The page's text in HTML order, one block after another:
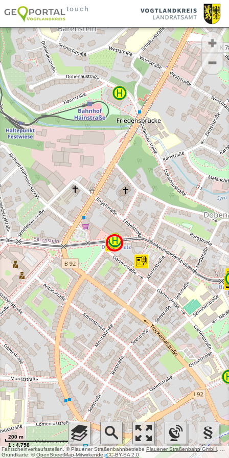
touch
Fahrscheinverkaufsstellen, © Plauener Straßenbahnbetriebe Plauener Straßenbahn GmbH
Grundkarte: ©OpenStreetMap-Mitwirkende;CC-BY-SA 2.0
200 m
1 : 4.758